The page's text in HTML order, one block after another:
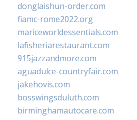
donglaishun-order.com
fiamc-rome2022.org
mariceworldessentials.com
lafisheriarestaurant.com
915jazzandmore.com
aguadulce-countryfair.com
jakehovis.com
bosswingsduluth.com
birminghamautocare.com